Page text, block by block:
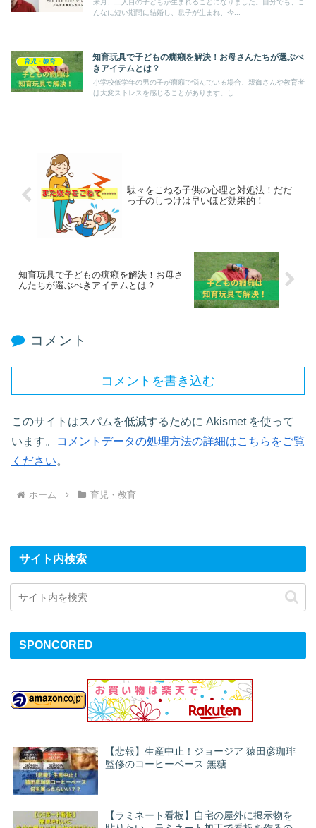
来月、二人目の子どもが生まれることになりました。自分でも、こ
んなに短い期間に結婚し、息子が生まれ、今...
育児・教育
知育玩具で子どもの癇癪を解決！お母さんたちが選ぶべ
きアイテムとは？
小学校低学年の男の子が癇癪で悩んでいる場合、親御さんや教育者
は大変ストレスを感じることがあります。し...
駄々をこねる子供の心理と対処法！だだ
っ子のしつけは早いほど効果的！
知育玩具で子どもの癇癪を解決！お母さ
んたちが選ぶべきアイテムとは？
コメント
コメントを書き込む
このサイトはスパムを低減するために Akismet を使って
います。
コメントデータの処理方法の詳細はこちらをご覧
ください。
ホーム 育児・教育
サイト内検索
SPONCORED
【悲報】生産中止！ジョージア 猿田彦珈琲
監修のコーヒーベース 無糖
【ラミネート看板】自宅の屋外に掲示物を